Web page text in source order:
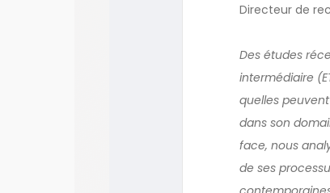
Directeur de
Des études
intermédiaire
quelles
dans son
face, nous
de ses